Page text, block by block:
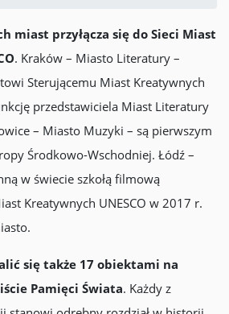
miast przyłącza się do Sieci Miast
. Kraków – Miasto Literatury –
Sterującemu Miast Kreatywnych
przedstawiciela Miast Literatury
– Miasto Muzyki – są pierwszym
Środkowo-Wschodniej. Łódź –
w świecie szkołą filmową
Kreatywnych UNESCO w 2017 r.
się także 17 obiektami na
Pamięci Świata. Każdy z